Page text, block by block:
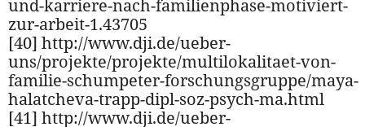
und-karriere-nach-familienphase-motiviert-
zur-arbeit-1.43705
[40] http://www.dji.de/ueber-
uns/projekte/projekte/multilokalitaet-von-
familie-schumpeter-forschungsgruppe/maya-
halatcheva-trapp-dipl-soz-psych-ma.html
[41] http://www.dji.de/ueber-